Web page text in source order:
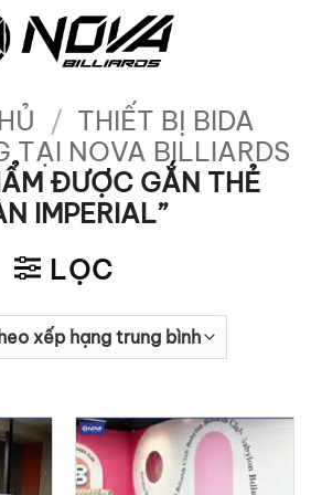
/ THIẾT BỊ BIDA
TẠI NOVA BILLIARDS
ĐƯỢC GẮN THẺ
IMPERIAL”
LỌC